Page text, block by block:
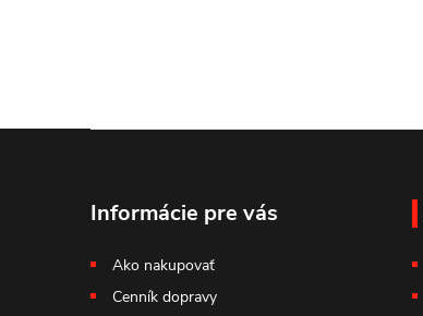
Informácie pre vás
Ako nakupovať
Cenník dopravy